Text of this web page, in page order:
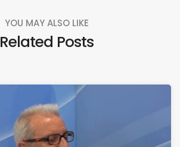
YOU MAY ALSO LIKE
Related Posts